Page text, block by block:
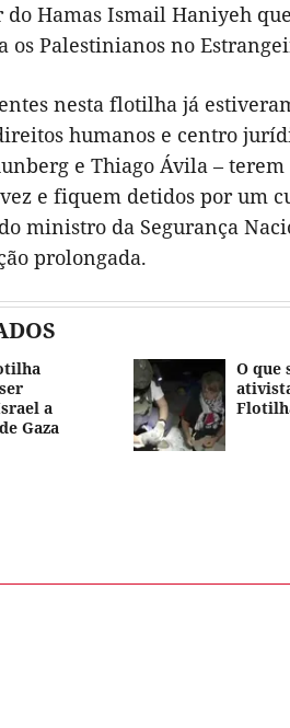
Hamas Ismail Haniyeh
os Palestinianos no
nesta flotilha já
humanos e centro
e Thiago Ávila –
e fiquem detidos por um
ministro da Segurança
prolongada.
a
Gaza
O que